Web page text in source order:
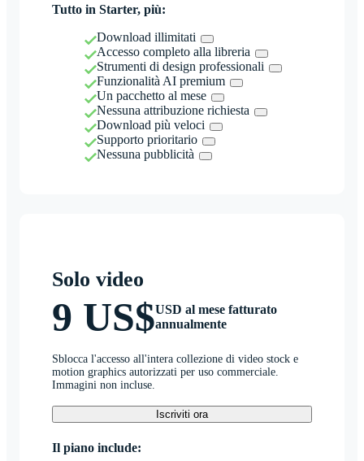
Tutto in Starter, più:
Download illimitati
Accesso completo alla libreria
Strumenti di design professionali
Funzionalità AI premium
Un pacchetto al mese
Nessuna attribuzione richiesta
Download più veloci
Supporto prioritario
Nessuna pubblicità
Solo video
9 US$USD al mese fatturato
annualmente
Sblocca l'accesso all'intera collezione di video stock e
motion graphics autorizzati per uso commerciale.
Immagini non incluse.
Iscriviti ora
Il piano include: